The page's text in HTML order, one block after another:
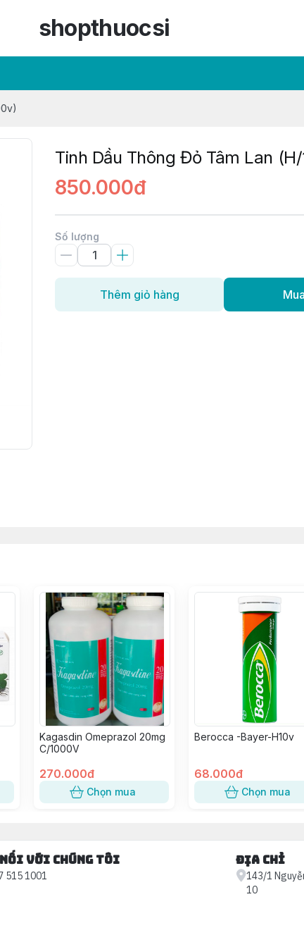
shopthuocsi
Tinh Dầu Thông Đỏ Tâm Lan
850.000đ
Số lượng
Thêm giỏ hàng
Kagasdin Omeprazol 20mg
C/1000V
270.000đ
Chọn mua
Berocca -Bayer-H10v
68.000đ
Chọn mua
với chúng tôi
515 1001
Địa chỉ
143/1
10